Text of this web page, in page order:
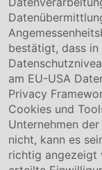
Über
bestätigt, dass in
am EU-USA
Privacy
Cookies und
Unternehmen
nicht, kann es
richtig angezeigt